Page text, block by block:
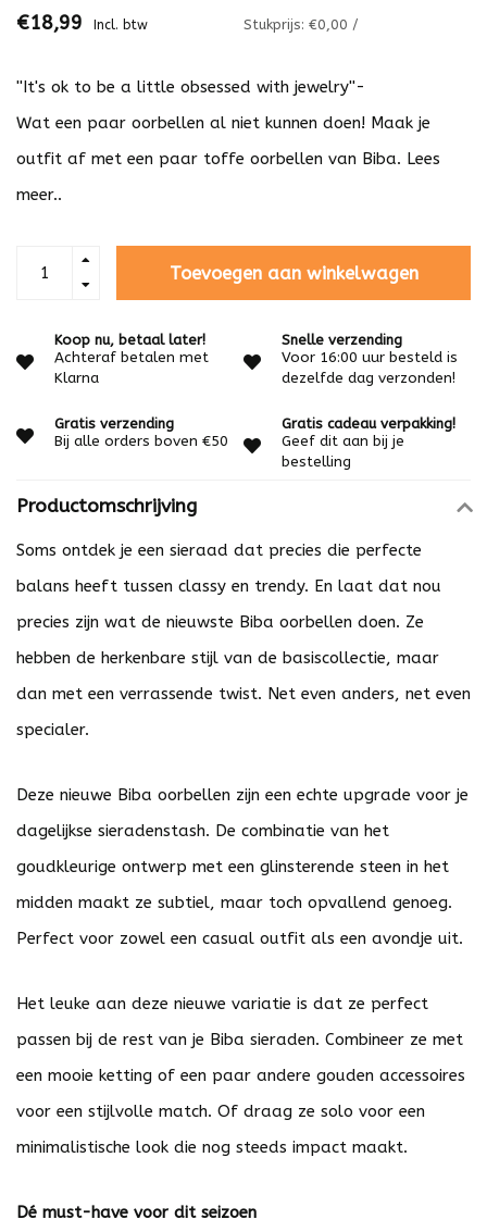
€18,99 Incl. btw Stukprijs: €0,00 /
''It's ok to be a little obsessed with jewelry''-
Wat een paar oorbellen al niet kunnen doen! Maak je
outfit af met een paar toffe oorbellen van Biba. Lees
meer..
Toevoegen aan winkelwagen
Koop nu, betaal later!
Achteraf betalen met
Klarna
Snelle verzending
Voor 16:00 uur besteld is
dezelfde dag verzonden!
Gratis verzending
Bij alle orders boven €50
Gratis cadeau verpakking!
Geef dit aan bij je
bestelling
Productomschrijving
Soms ontdek je een sieraad dat precies die perfecte
balans heeft tussen classy en trendy. En laat dat nou
precies zijn wat de nieuwste Biba oorbellen doen. Ze
hebben de herkenbare stijl van de basiscollectie, maar
dan met een verrassende twist. Net even anders, net even
specialer.
Deze nieuwe Biba oorbellen zijn een echte upgrade voor je
dagelijkse sieradenstash. De combinatie van het
goudkleurige ontwerp met een glinsterende steen in het
midden maakt ze subtiel, maar toch opvallend genoeg.
Perfect voor zowel een casual outfit als een avondje uit.
Het leuke aan deze nieuwe variatie is dat ze perfect
passen bij de rest van je Biba sieraden. Combineer ze met
een mooie ketting of een paar andere gouden accessoires
voor een stijlvolle match. Of draag ze solo voor een
minimalistische look die nog steeds impact maakt.
Dé must-have voor dit seizoen